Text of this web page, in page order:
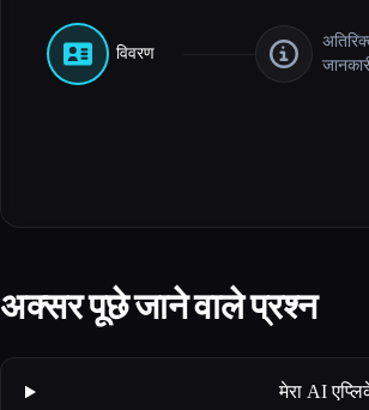
विवरण
अक्सर पूछे जाने वाले प्रश्न
मेरा AI